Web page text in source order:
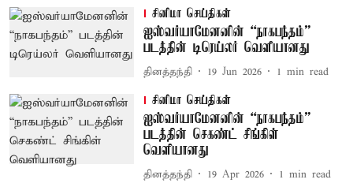
சினிமா செய்திகள்
ஐஸ்வர்யாமேனனின் “நாகபந்தம்”
படத்தின் டிரெய்லர் வெளியானது
தினத்தந்தி 19 Jun 2026 1 min read
சினிமா செய்திகள்
ஐஸ்வர்யாமேனனின் “நாகபந்தம்”
படத்தின் செகண்ட் சிங்கிள்
வெளியானது
தினத்தந்தி 19 Apr 2026 1 min read